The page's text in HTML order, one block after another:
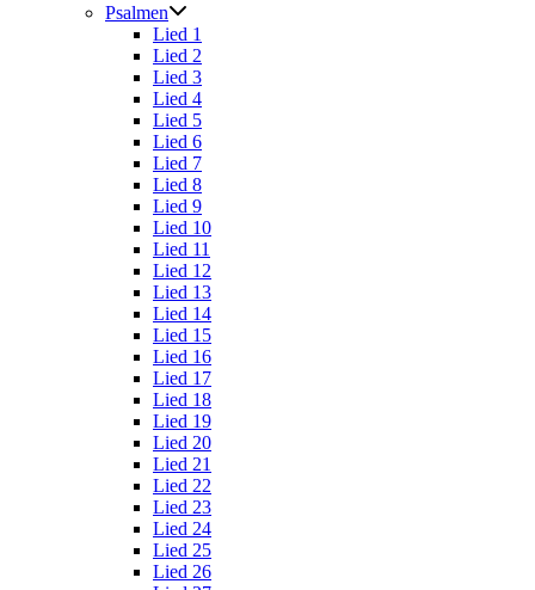
Psalmen
Lied 1
Lied 2
Lied 3
Lied 4
Lied 5
Lied 6
Lied 7
Lied 8
Lied 9
Lied 10
Lied 11
Lied 12
Lied 13
Lied 14
Lied 15
Lied 16
Lied 17
Lied 18
Lied 19
Lied 20
Lied 21
Lied 22
Lied 23
Lied 24
Lied 25
Lied 26